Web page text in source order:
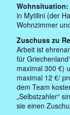
Wohnsituation:
in Mytilini (der
Wohnzimmer
Zuschuss zu
Arbeit ist
für
maximal 300 €)
maximal 12 €/
dem Team
„Selbstzahler“
sie einen